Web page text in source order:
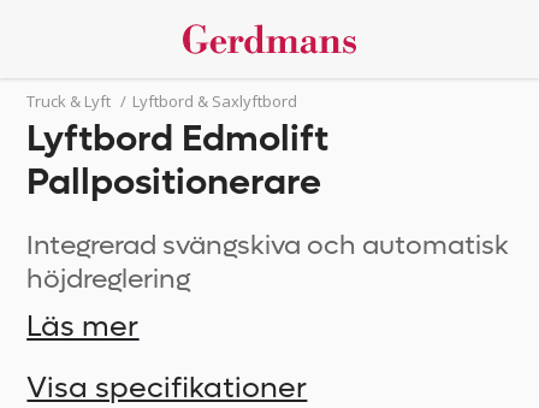
Truck & Lyft / Lyftbord & Saxlyftbord
Lyftbord Edmolift
Pallpositionerare
Integrerad svängskiva och automatisk
höjdreglering
Läs mer
Visa specifikationer